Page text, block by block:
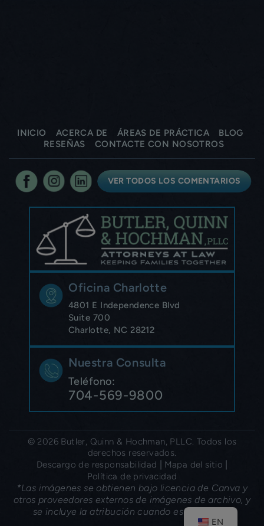
INICIO ACERCA DE ÁREAS DE PRÁCTICA
BLOG
RESEÑAS
CONTACTE CON NOSOTROS
VER TODOS LOS COMENTARIOS
Oficina Charlotte
4801 E Independence Blvd
Suite 700
Charlotte, NC 28212
Nuestra Consulta
Teléfono:
704-569-9800
© 2026 Butler, Quinn & Hochman, PLLC. Todos los
derechos reservados.
Descargo de responsabilidad
Mapa del sitio
Política de privacidad
*Las imágenes se obtienen bajo licencia de Canva y
otros proveedores externos de imágenes de archivo, y
se incluye la atribución cuando es necesario.
EN